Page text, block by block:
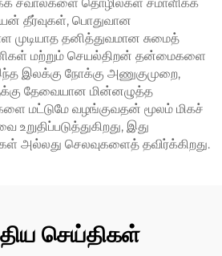
சவால்களை தொழில்கள் சமாளிக்க
தீர்வுகள், பொதுவான
முடியாத தனித்துவமான சுமைத்
மற்றும் செயல்திறன் தன்மைகளை
இலக்கு நோக்கு அணுகுமுறை,
தேவையான மின்னழுத்த
மட்டுமே வழங்குவதன் மூலம் மிகச்
உறுதிப்படுத்துகிறது, இது
அல்லது செலவுகளைத் தவிர்க்கிறது.
செய்திகள்